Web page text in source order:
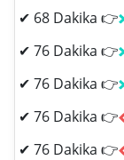
✔ 68 Dakika 👉
✔ 76 Dakika 👉
✔ 76 Dakika 👉
✔ 76 Dakika 👉
✔ 76 Dakika 👉